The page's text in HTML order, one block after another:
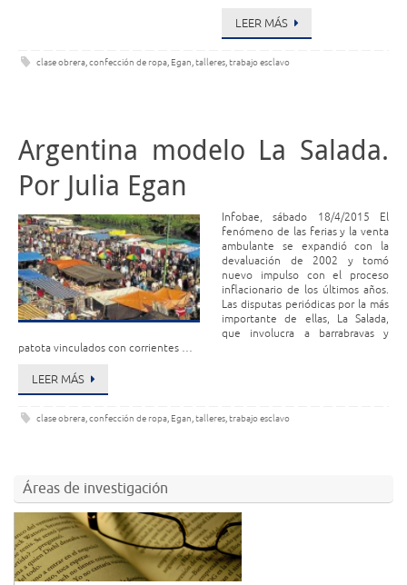
LEER MÁS
clase obrera,confección de ropa, Egan,talleres,trabajo esclavo
Argentina modelo La Salada.
Por Julia Egan
Infobae, sábado 18/4/2015 El
fenómeno de las ferias y la venta
ambulante se expandió con la
devaluación de 2002 y tomó
nuevo impulso con el proceso
inflacionario de los últimos años.
Las disputas periódicas por la más
importante de ellas, La Salada,
que involucra a barrabravas y
patota vinculados con corrientes …
LEER MÁS
clase obrera,confección de ropa, Egan,talleres,trabajo esclavo
Áreas de investigación